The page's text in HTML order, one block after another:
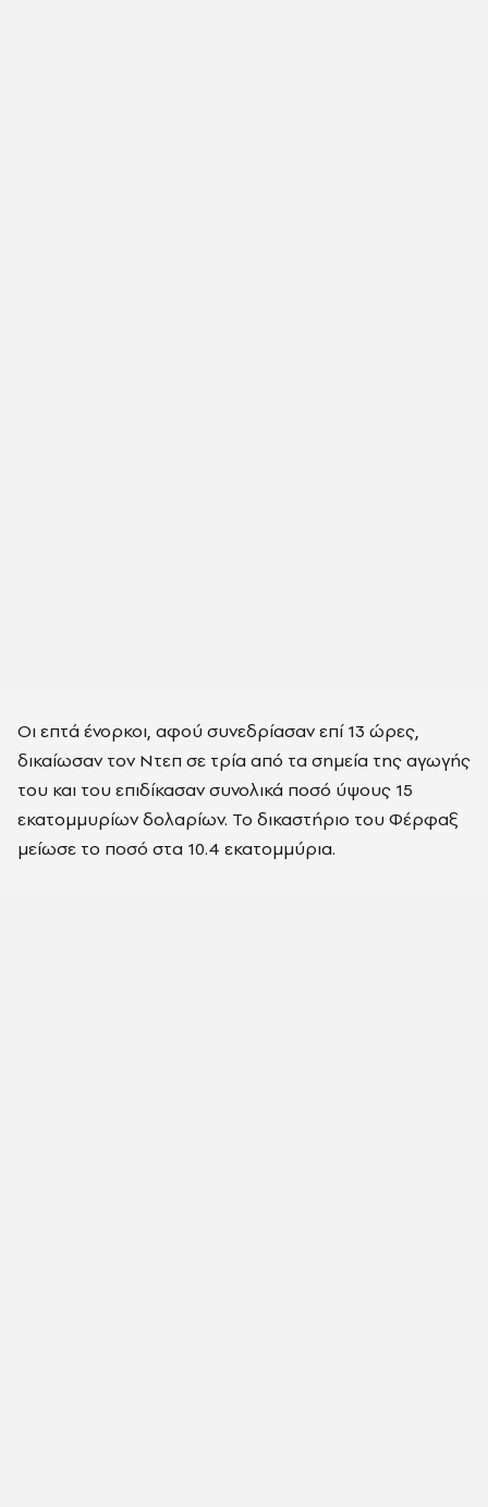
Οι επτά ένορκοι, αφού συνεδρίασαν επί 13 ώρες,
δικαίωσαν τον Ντεπ σε τρία από τα σημεία της αγωγής
του και του επιδίκασαν συνολικά ποσό ύψους 15
εκατομμυρίων δολαρίων. Το δικαστήριο του Φέρφαξ
μείωσε το ποσό στα 10.4 εκατομμύρια.